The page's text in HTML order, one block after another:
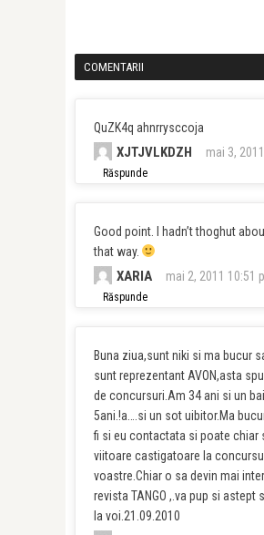
COMENTARII
QuZK4q ahnrrysccoja
XJTJVLKDZH mai 3,
Răspunde
Good point. I hadn’t thoghut
that way.
XARIA mai 2, 2011 10:51
Răspunde
Buna ziua,sunt niki si ma bucur
sunt reprezentant AVON,asta
de concursuri.Am 34 ani si un
5ani.!a….si un sot uibitor.Ma
fi si eu contactata si poate chiar
viitoare castigatoare la
voastre.Chiar o sa devin mai
revista TANGO ,.va pup si astept
la voi.21.09.2010